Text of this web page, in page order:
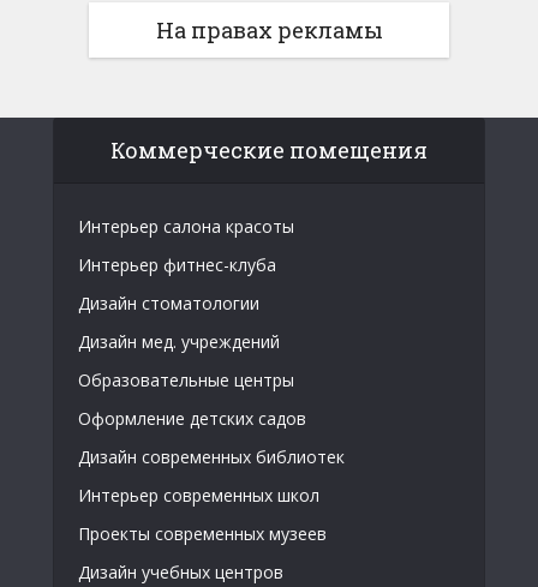
На правах рекламы
Коммерческие помещения
Интерьер салона красоты
Интерьер фитнес-клуба
Дизайн стоматологии
Дизайн мед. учреждений
Образовательные центры
Оформление детских садов
Дизайн современных библиотек
Интерьер современных школ
Проекты современных музеев
Дизайн учебных центров